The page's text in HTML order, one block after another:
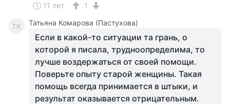
11 лет 1
ТК Татьяна Комарова (Пастухова)
Если в какой-то ситуации та грань, о
которой я писала, трудноопределима, то
лучше воздержаться от своей помощи.
Поверьте опыту старой женщины. Такая
помощь всегда принимается в штыки, и
результат оказывается отрицательным.